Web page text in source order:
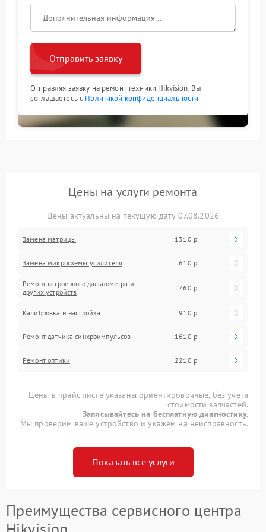
Отправить заявку
Отправляя заявку на ремонт техники Hikvision, Вы
соглашаетесь с Политикой конфиденциальности
Цены на услуги ремонта
Цены актуальны на текущую дату 07.08.2026
Замена матрицы 1310 р
Замена микросхемы усилителя 610 р
Ремонт встроенного дальнометра и
других устройств
760 р
Калибровка и настройка 910 р
Ремонт датчика синхроимпульсов 1610 р
Ремонт оптики 2210 р
Цены в прайс-листе указаны ориентировочные, без учета
стоимости запчастей.
Записывайтесь на бесплатную диагностику.
Мы проверим ваше устройство и укажем на неисправность.
Показать все услуги
Преимущества сервисного центра